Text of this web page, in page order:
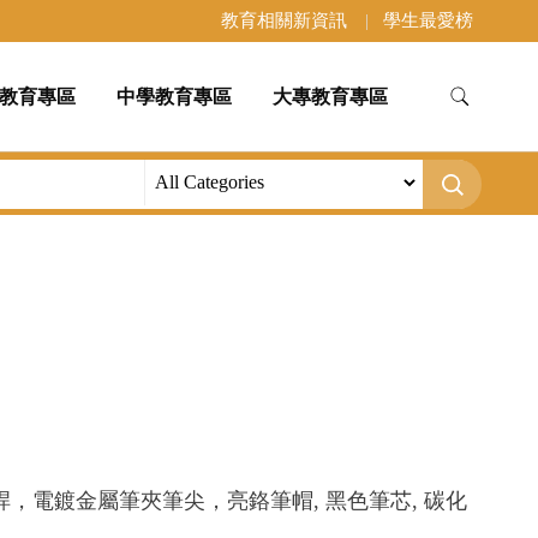
教育相關新資訊 學生最愛榜
育專區 中學教育專區 大專教育專區
，電鍍金屬筆夾筆尖，亮鉻筆帽, 黑色筆芯, 碳化